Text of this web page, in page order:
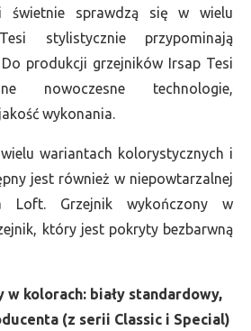
świetnie sprawdzą się w wielu
stylistycznie przypominają
produkcji grzejników Irsap Tesi
nowoczesne technologie,
wykonania.
wariantach kolorystycznych i
jest również w niepowtarzalnej
Loft. Grzejnik wykończony w
który jest pokryty bezbarwną
w kolorach: biały standardowy,
(z serii Classic i Special)